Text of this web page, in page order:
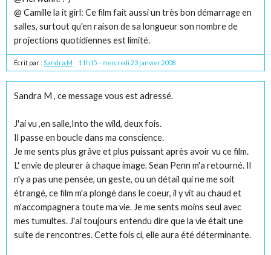
@ Camille la it girl: Ce film fait aussi un très bon démarrage en
salles, surtout qu'en raison de sa longueur son nombre de
projections quotidiennes est limité.
Écrit par : Sandra.M 11h15 - mercredi 23 janvier 2008
Sandra M , ce message vous est adressé.
J'ai vu ,en salle,Into the wild, deux fois.
Il passe en boucle dans ma conscience.
Je me sents plus grâve et plus puissant après avoir vu ce film.
L' envie de pleurer à chaque image. Sean Penn m'a retourné. Il
n'y a pas une pensée, un geste, ou un détail qui ne me soit
étrangé, ce film m'a plongé dans le coeur, il y vit au chaud et
m'accompagnera toute ma vie. Je me sents moins seul avec
mes tumultes. J'ai toujours entendu dire que la vie était une
suite de rencontres. Cette fois ci, elle aura été déterminante.